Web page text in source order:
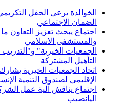
الخوالدة يرعى الحفل
الضمان الاجتماعي
اجتماع يبحث تعزيز التعاون
والمستشفى الاسلامي
الجمعيات الخيرية"
التأهيل المشتركة
اتحاد الجمعيات الخيرية
الإقليمي لصندوق التنمية
اجتماع يناقش آلية عمل
اليانصيب